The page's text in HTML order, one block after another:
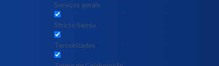
Serviços gerais
Stricto Sensu
Terceirizados